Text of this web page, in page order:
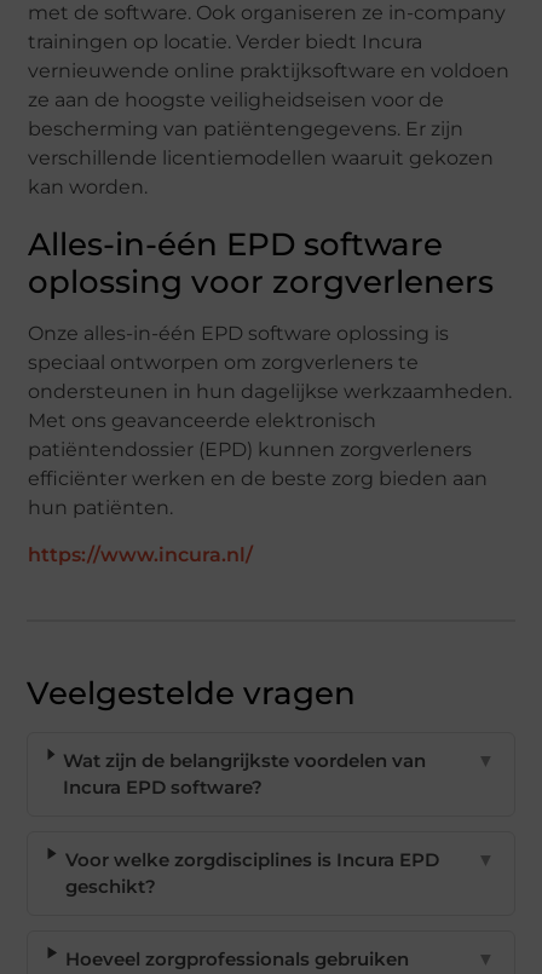
met de software. Ook organiseren ze in-company
trainingen op locatie. Verder biedt Incura
vernieuwende online praktijksoftware en voldoen
ze aan de hoogste veiligheidseisen voor de
bescherming van patiëntengegevens. Er zijn
verschillende licentiemodellen waaruit gekozen
kan worden.
Alles-in-één EPD software
oplossing voor zorgverleners
Onze alles-in-één EPD software oplossing is
speciaal ontworpen om zorgverleners te
ondersteunen in hun dagelijkse werkzaamheden.
Met ons geavanceerde elektronisch
patiëntendossier (EPD) kunnen zorgverleners
efficiënter werken en de beste zorg bieden aan
hun patiënten.
https://www.incura.nl/
Veelgestelde vragen
Wat zijn de belangrijkste voordelen van
Incura EPD software?
▼
Voor welke zorgdisciplines is Incura EPD
geschikt?
▼
Hoeveel zorgprofessionals gebruiken ▼